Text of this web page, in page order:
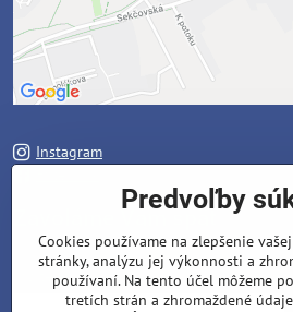
Instagram
Váš telefón*
Predvoľby
Cookies používame na zlepšenie
stránky, analýzu jej výkonnosti a
používaní. Na tento účel môžeme
tretích strán a zhromaždené